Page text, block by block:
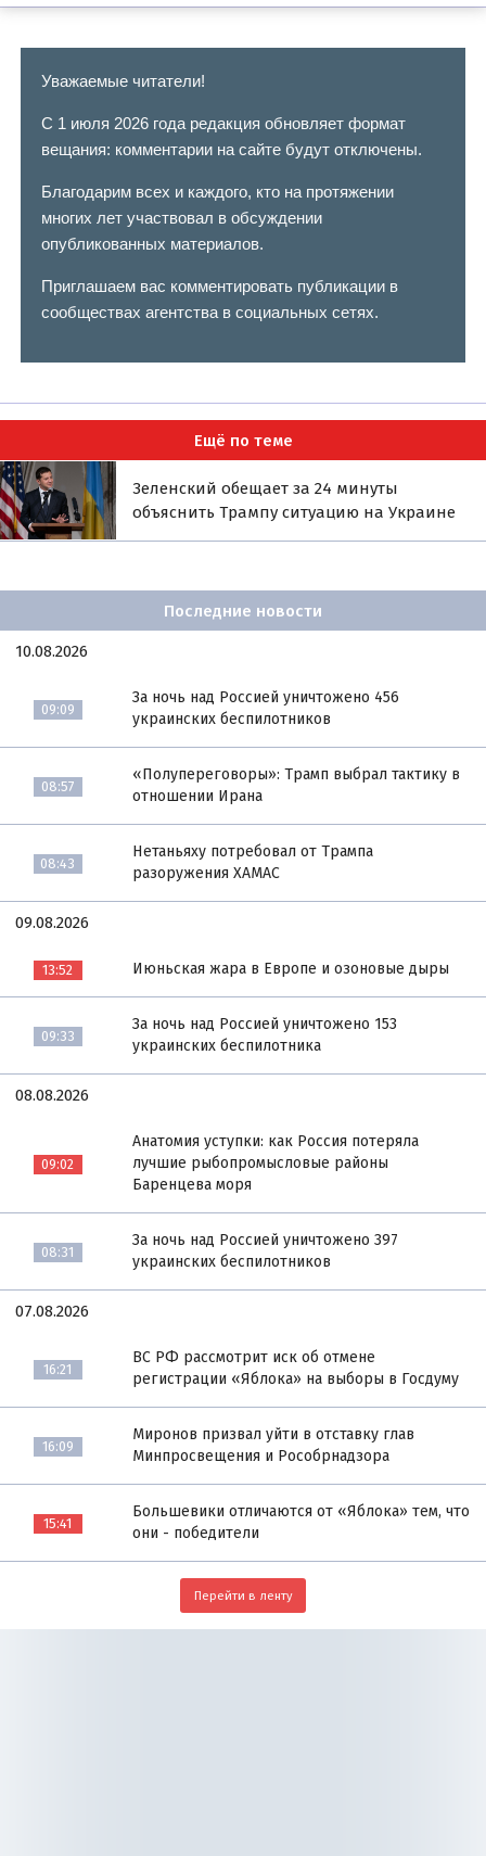
Уважаемые читатели!
С 1 июля 2026 года редакция обновляет формат
вещания: комментарии на сайте будут отключены.
Благодарим всех и каждого, кто на протяжении
многих лет участвовал в обсуждении
опубликованных материалов.
Приглашаем вас комментировать публикации в
сообществах агентства в социальных сетях.
Ещё по теме
Зеленский обещает за 24 минуты
объяснить Трампу ситуацию на Украине
Последние новости
10.08.2026
09:09
За ночь над Россией уничтожено 456
украинских беспилотников
08:57
«Полупереговоры»: Трамп выбрал тактику в
отношении Ирана
08:43
Нетаньяху потребовал от Трампа
разоружения ХАМАС
09.08.2026
13:52 Июньская жара в Европе и озоновые дыры
09:33
За ночь над Россией уничтожено 153
украинских беспилотника
08.08.2026
09:02
Анатомия уступки: как Россия потеряла
лучшие рыбопромысловые районы
Баренцева моря
08:31
За ночь над Россией уничтожено 397
украинских беспилотников
07.08.2026
16:21
ВС РФ рассмотрит иск об отмене
регистрации «Яблока» на выборы в Госдуму
16:09
Миронов призвал уйти в отставку глав
Минпросвещения и Рособрнадзора
15:41
Большевики отличаются от «Яблока» тем, что
они - победители
Перейти в ленту